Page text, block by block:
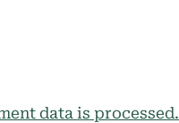
data is processed.